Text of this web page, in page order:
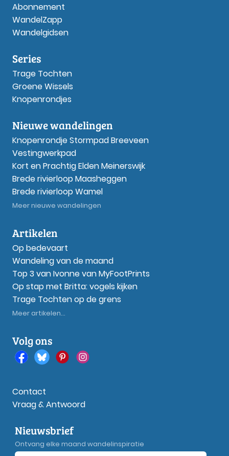
Abonnement
WandelZapp
Wandelgidsen
Series
Trage Tochten
Groene Wissels
Knopenrondjes
Nieuwe wandelingen
Knopenrondje Stormpad Breeveen
Vestingwerkpad
Kort en Prachtig Elden Meinerswijk
Brede rivierloop Maasheggen
Brede rivierloop Wamel
Meer nieuwe wandelingen
Artikelen
Op bedevaart
Wandeling van de maand
Top 3 van Ivonne van MyFootPrints
Op stap met Britta: vogels kijken
Trage Tochten op de grens
Meer artikelen...
Volg ons
Contact
Vraag & Antwoord
Nieuwsbrief
Ontvang elke maand wandelinspiratie